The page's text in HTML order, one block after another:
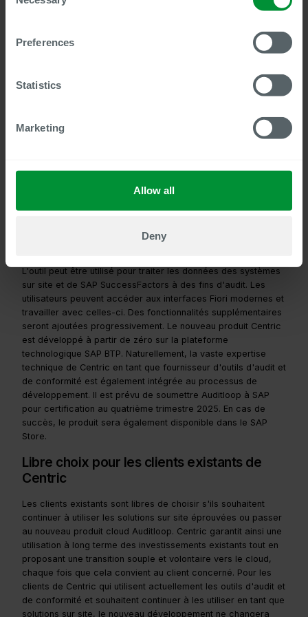
Preferences
Statistics
Marketing
Allow all
Deny
Une voie économiquement viable vers le
Nombre de nos clients travaillent avec succès depuis
dans le monde sur site et ont prouvé leur valeur ajoutée.
continuent d'évoluer. C'est pourquoi il est important
pour nous d'utiliser notre expertise et nos modules
L'outil peut être utilisé pour traiter les données des systèmes
sur site et de SAP SuccessFactors à des fins d'audit. Les
utilisateurs peuvent accéder aux interfaces Fiori modernes et
travailler avec celles-ci. Des fonctionnalités supplémentaires
seront ajoutées progressivement. Le nouveau produit Centric
est développé à partir de zéro sur la plateforme
technologique SAP BTP. Naturellement, la vaste expertise
technique de Centric en tant que fournisseur d'outils d'audit et
de conformité est également intégrée au processus de
développement. Il est prévu de soumettre Auditloop à SAP
pour certification au quatrième trimestre 2025. En cas de
succès, le produit sera également disponible dans le SAP
Store.
Libre choix pour les clients existants de
Centric
Les clients existants sont libres de choisir s'ils souhaitent
continuer à utiliser les solutions sur site éprouvées ou passer
au nouveau produit cloud Auditloop. Centric garantit ainsi une
utilisation à long terme des investissements existants tout en
proposant une transition souple et volontaire vers le cloud,
chaque fois que cela convient au client concerné. Pour les
clients de Centric qui utilisent actuellement les outils d'audit et
de conformité et souhaitent continuer à les utiliser en tant que
solutions sur site, le nouveau développement ne changera